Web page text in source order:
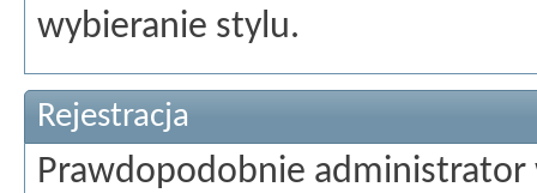
wybieranie stylu.
Rejestracja
Prawdopodobnie